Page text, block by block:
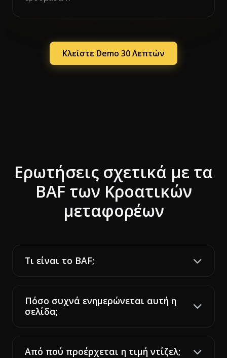
Κλείστε Demo 30 Λεπτών
Ερωτήσεις σχετικά με τα
BAF των Κροατικών
μεταφορέων
Τι είναι το BAF;
Πόσο συχνά ενημερώνεται αυτή η
σελίδα;
Από πού προέρχεται η τιμή ντίζελ;